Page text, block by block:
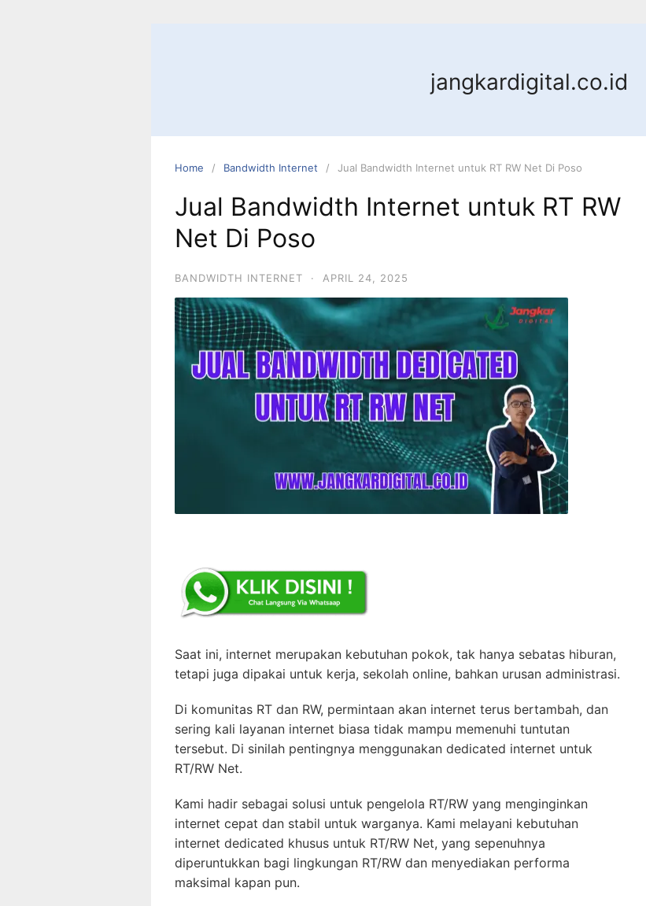
jangkardigital.co.id
Home Bandwidth Internet Jual Bandwidth Internet untuk RT RW Net Di Poso
Jual Bandwidth Internet untuk RT RW
Net Di Poso
BANDWIDTH INTERNET · APRIL 24, 2025
Saat ini, internet merupakan kebutuhan pokok, tak hanya sebatas hiburan,
tetapi juga dipakai untuk kerja, sekolah online, bahkan urusan administrasi.
Di komunitas RT dan RW, permintaan akan internet terus bertambah, dan
sering kali layanan internet biasa tidak mampu memenuhi tuntutan
tersebut. Di sinilah pentingnya menggunakan dedicated internet untuk
RT/RW Net.
Kami hadir sebagai solusi untuk pengelola RT/RW yang menginginkan
internet cepat dan stabil untuk warganya. Kami melayani kebutuhan
internet dedicated khusus untuk RT/RW Net, yang sepenuhnya
diperuntukkan bagi lingkungan RT/RW dan menyediakan performa
maksimal kapan pun.